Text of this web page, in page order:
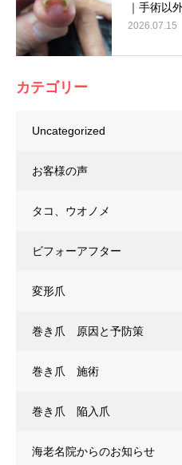
｜手術以
2026.07.15
カテゴリー
Uncategorized
お客様の声
タコ、ウオノメ
ビフォーアフター
変形爪
巻き爪 原因と予防策
巻き爪 施術
巻き爪 陥入爪
海老名院からのお知らせ